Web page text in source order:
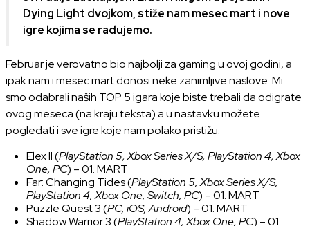
Dying Light dvojkom, stiže nam mesec mart i nove
igre kojima se radujemo.
Februar je verovatno bio najbolji za gaming u ovoj godini, a
ipak nam i mesec mart donosi neke zanimljive naslove. Mi
smo odabrali naših TOP 5 igara koje biste trebali da odigrate
ovog meseca (na kraju teksta) a u nastavku možete
pogledati i sve igre koje nam polako pristižu.
Elex II (PlayStation 5, Xbox Series X/S, PlayStation 4, Xbox
One, PC) – 01. MART
Far: Changing Tides (PlayStation 5, Xbox Series X/S,
PlayStation 4, Xbox One, Switch, PC) – 01. MART
Puzzle Quest 3 (PC, iOS, Android) – 01. MART
Shadow Warrior 3 (PlayStation 4, Xbox One, PC) – 01.